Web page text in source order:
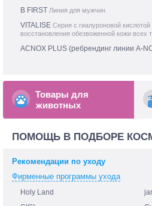
B FIRST Линия для мужчин
VITALISE Серия с гиалуроновой
восстановления обезвоженной кожи всех
ACNOX PLUS (ребрендинг линии A-
Товары для
животных
ПОМОЩЬ В ПОДБОРЕ
Рекомендации по уходу
Фирменные программы ухода
Holy Land